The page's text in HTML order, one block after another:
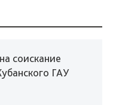
соискание
ГАУ